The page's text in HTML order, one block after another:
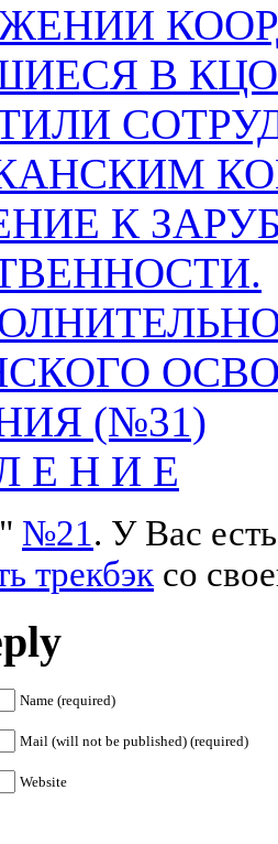
В
К
(№31)
Е H И Е
№21. У Вас
трекбэк со
Name (required)
Mail (will not be published) (required)
Website